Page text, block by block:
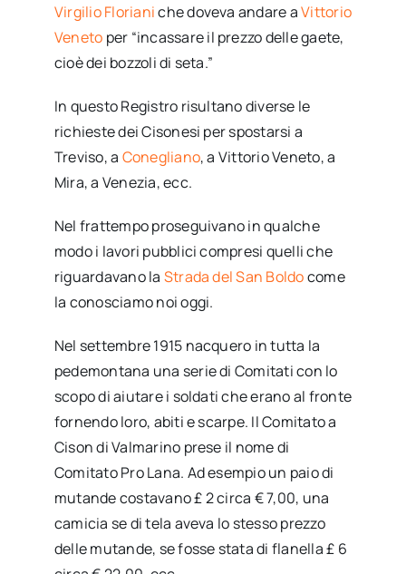
Virgilio Florianiche doveva andare aVittorio
Veneto per “incassare il prezzo delle gaete,
cioè dei bozzoli di seta.”
In questo Registro risultano diverse le
richieste dei Cisonesi per spostarsi a
Treviso, a Conegliano, a Vittorio Veneto, a
Mira, a Venezia, ecc.
Nel frattempo proseguivano in qualche
modo i lavori pubblici compresi quelli che
riguardavano la Strada del San Boldocome
la conosciamo noi oggi.
Nel settembre 1915 nacquero in tutta la
pedemontana una serie di Comitati con lo
scopo di aiutare i soldati che erano al fronte
fornendo loro, abiti e scarpe. Il Comitato a
Cison di Valmarino prese il nome di
Comitato Pro Lana. Ad esempio un paio di
mutande costavano £ 2 circa € 7,00, una
camicia se di tela aveva lo stesso prezzo
delle mutande, se fosse stata di flanella £ 6